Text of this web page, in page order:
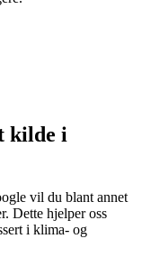
kilde i
vil du blant annet
Dette hjelper oss
i klima- og